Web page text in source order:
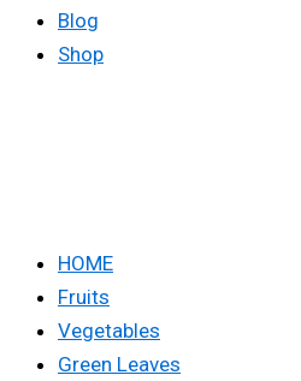
Blog
Shop
HOME
Fruits
Vegetables
Green Leaves